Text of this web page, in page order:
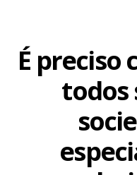
É preciso
todos